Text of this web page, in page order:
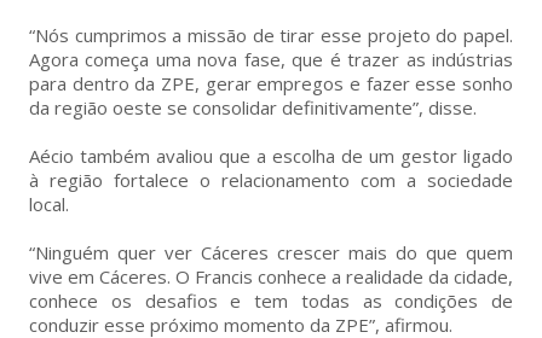
“Nós cumprimos a missão de tirar esse projeto do papel.
Agora começa uma nova fase, que é trazer as indústrias
para dentro da ZPE, gerar empregos e fazer esse sonho
da região oeste se consolidar definitivamente”, disse.
Aécio também avaliou que a escolha de um gestor ligado
à região fortalece o relacionamento com a sociedade
local.
“Ninguém quer ver Cáceres crescer mais do que quem
vive em Cáceres. O Francis conhece a realidade da cidade,
conhece os desafios e tem todas as condições de
conduzir esse próximo momento da ZPE”, afirmou.